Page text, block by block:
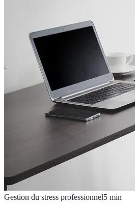
Gestion du stress professionnel5 min